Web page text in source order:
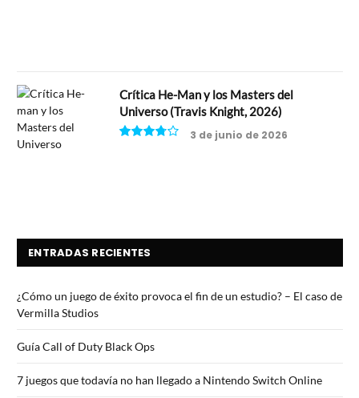
Crítica He-Man y los Masters del
Universo (Travis Knight, 2026)
3 de junio de 2026
ENTRADAS RECIENTES
¿Cómo un juego de éxito provoca el fin de un estudio? – El caso de
Vermilla Studios
Guía Call of Duty Black Ops
7 juegos que todavía no han llegado a Nintendo Switch Online